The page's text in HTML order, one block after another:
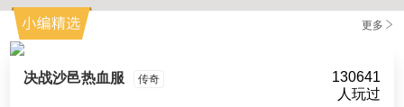
更多
决战沙邑热血服 传奇
130641
人玩过